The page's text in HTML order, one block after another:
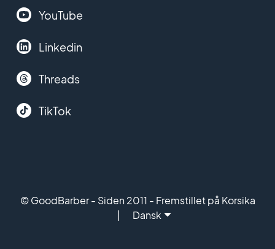
YouTube
Linkedin
Threads
TikTok
© GoodBarber - Siden 2011 - Fremstillet på Korsika
Dansk